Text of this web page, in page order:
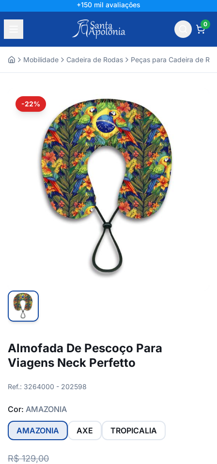
+150 mil avaliações
0
Mobilidade Cadeira de Rodas Peças para Cadeira de
-22%
Almofada De Pescoço Para
Viagens Neck Perfetto
Ref.: 3264000 - 202598
Cor: AMAZONIA
AMAZONIA AXE TROPICALIA
R$ 129,00